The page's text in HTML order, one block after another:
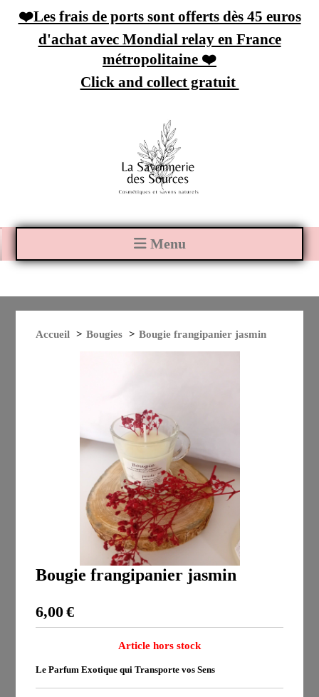
❤️Les frais de ports sont offerts dès 45 euros
d'achat avec Mondial relay en France
métropolitaine ❤️
Click and collect gratuit
Menu
Accueil Bougies Bougie frangipanier jasmin
Bougie frangipanier jasmin
6,00€
Article hors stock
Le Parfum Exotique qui Transporte vos Sens